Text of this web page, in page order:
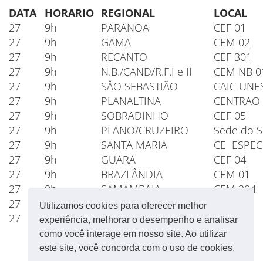
Utilizamos cookies para oferecer melhor
experiência, melhorar o desempenho e analisar
como você interage em nosso site. Ao utilizar
este site, você concorda com o uso de cookies.
DATA
HORARIO REGIONAL
LOCAL
27
9h PARANOA
CEF 01
27
9h GAMA
CEM 02
27
9h RECANTO
CEF 301
27
9h N.B./CAND/R.F.I e II
CEM NB
27
9h SÂO SEBASTIÃO
CAIC
27
9h PLANALTINA
27
9h SOBRADINHO
CEF 05
27
9h PLANO/CRUZEIRO
Sede do
27
9h SANTA MARIA
CE
27
9h GUARA
CEF 04
27
9h BRAZLÂNDIA
CEM 01
27
9h SAMAMBAIA
CEM 304
27
9h CEILANDIA
27
9h TAGUATINGA CEMAB